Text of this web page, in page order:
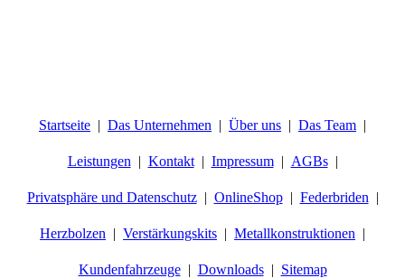
Startseite Das Unternehmen Über uns Das Team
Leistungen Kontakt Impressum AGBs
Privatsphäre und Datenschutz OnlineShop Federbriden
Herzbolzen Verstärkungskits Metallkonstruktionen
Kundenfahrzeuge Downloads Sitemap